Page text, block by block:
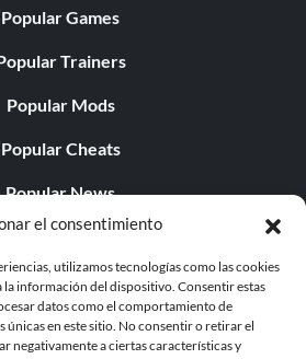
el consentimiento
utilizamos tecnologías como las cookies
la información del dispositivo. Consentir estas
datos como el comportamiento de
en este sitio. No consentir o retirar el
negativamente a ciertas características y
Popular Games
Trainers
Popular Mods
Popular Cheats
Popular News
Editorials
Free Games
UPDATES